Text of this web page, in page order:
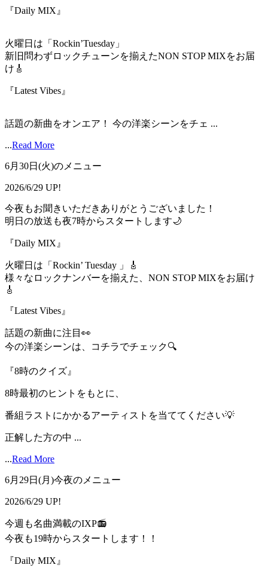
『Daily MIX』
火曜日は「Rockin’Tuesday」
新旧問わずロックチューンを揃えたNON STOP MIXをお届
け🎸
『Latest Vibes』
話題の新曲をオンエア！ 今の洋楽シーンをチェ ...
...Read More
6月30日(火)のメニュー
2026/6/29 UP!
今夜もお聞きいただきありがとうございました！
明日の放送も夜7時からスタートします🌙
『Daily MIX』
火曜日は「Rockin’ Tuesday 」🎸
様々なロックナンバーを揃えた、NON STOP MIXをお届け
🎸
『Latest Vibes』
話題の新曲に注目👀
今の洋楽シーンは、コチラでチェック🔍
『8時のクイズ』
8時最初のヒントをもとに、
番組ラストにかかるアーティストを当ててください💡
正解した方の中 ...
...Read More
6月29日(月)今夜のメニュー
2026/6/29 UP!
今週も名曲満載のIXP📻
今夜も19時からスタートします！！
『Daily MIX』